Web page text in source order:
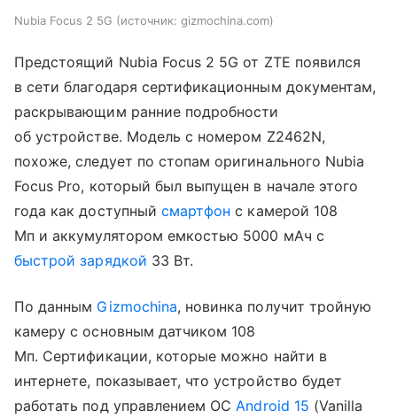
Nubia Focus 2 5G источник: gizmochina.com
Предстоящий Nubia Focus 2 5G от ZTE появился
в сети благодаря сертификационным документам,
раскрывающим ранние подробности
об устройстве. Модель с номером Z2462N,
похоже, следует по стопам оригинального Nubia
Focus Pro, который был выпущен в начале этого
года как доступный смартфон с камерой 108
Мп и аккумулятором емкостью 5000 мАч с
быстрой зарядкой 33 Вт.
По данным Gizmochina, новинка получит тройную
камеру с основным датчиком 108
Мп. Сертификации, которые можно найти в
интернете, показывает, что устройство будет
работать под управлением ОС Android 15 (Vanilla